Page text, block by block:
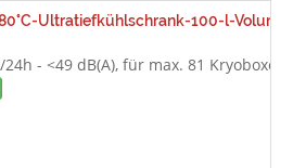
80°C-Ultratiefkühlschrank-100-l-
24h - <49 dB(A), für max. 81 Kryoboxen